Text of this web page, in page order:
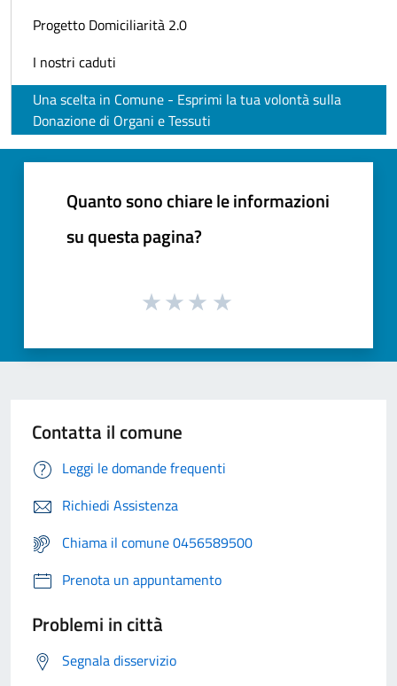
Progetto Domiciliarità 2.0
I nostri caduti
Una scelta in Comune - Esprimi la tua volontà sulla
Donazione di Organi e Tessuti
Quanto sono chiare le informazioni
su questa pagina?
Contatta il comune
Leggi le domande frequenti
Richiedi Assistenza
Chiama il comune 0456589500
Prenota un appuntamento
Problemi in città
Segnala disservizio